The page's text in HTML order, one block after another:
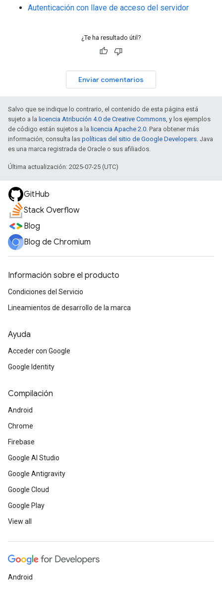
Autenticación con llave de acceso del servidor
¿Te ha resultado útil?
Enviar comentarios
Salvo que se indique lo contrario, el contenido de esta página está
sujeto a la licencia Atribución 4.0 de Creative Commons, y los ejemplos
de código están sujetos a la licencia Apache 2.0. Para obtener más
información, consulta las políticas del sitio de Google Developers. Java
es una marca registrada de Oracle o sus afiliados.
Última actualización: 2025-07-25 (UTC)
GitHub
Stack Overflow
Blog
Blog de Chromium
Información sobre el producto
Condiciones del Servicio
Lineamientos de desarrollo de la marca
Ayuda
Acceder con Google
Google Identity
Compilación
Android
Chrome
Firebase
Google AI Studio
Google Antigravity
Google Cloud
Google Play
View all
Android